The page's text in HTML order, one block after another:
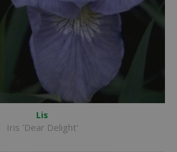
Lis
Iris 'Dear Delight'